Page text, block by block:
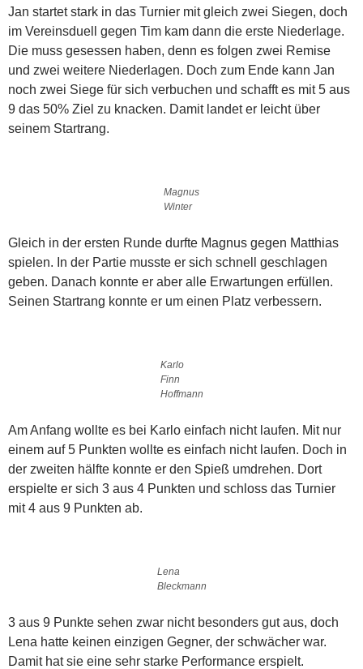
Jan startet stark in das Turnier mit gleich zwei Siegen, doch
im Vereinsduell gegen Tim kam dann die erste Niederlage.
Die muss gesessen haben, denn es folgen zwei Remise
und zwei weitere Niederlagen. Doch zum Ende kann Jan
noch zwei Siege für sich verbuchen und schafft es mit 5 aus
9 das 50% Ziel zu knacken. Damit landet er leicht über
seinem Startrang.
Magnus
Winter
Gleich in der ersten Runde durfte Magnus gegen Matthias
spielen. In der Partie musste er sich schnell geschlagen
geben. Danach konnte er aber alle Erwartungen erfüllen.
Seinen Startrang konnte er um einen Platz verbessern.
Karlo
Finn
Hoffmann
Am Anfang wollte es bei Karlo einfach nicht laufen. Mit nur
einem auf 5 Punkten wollte es einfach nicht laufen. Doch in
der zweiten hälfte konnte er den Spieß umdrehen. Dort
erspielte er sich 3 aus 4 Punkten und schloss das Turnier
mit 4 aus 9 Punkten ab.
Lena
Bleckmann
3 aus 9 Punkte sehen zwar nicht besonders gut aus, doch
Lena hatte keinen einzigen Gegner, der schwächer war.
Damit hat sie eine sehr starke Performance erspielt.